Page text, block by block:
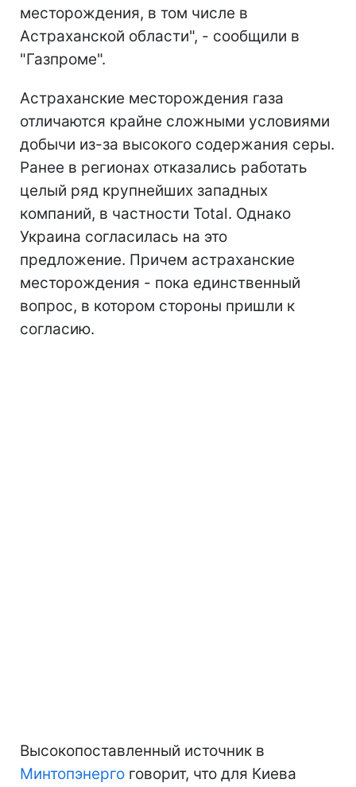
месторождения, в том числе в
Астраханской области", - сообщили в
"Газпроме".
Астраханские месторождения газа
отличаются крайне сложными условиями
добычи из-за высокого содержания серы.
Ранее в регионах отказались работать
целый ряд крупнейших западных
компаний, в частности Total. Однако
Украина согласилась на это
предложение. Причем астраханские
месторождения - пока единственный
вопрос, в котором стороны пришли к
согласию.
Высокопоставленный источник в
Минтопэнерго говорит, что для Киева